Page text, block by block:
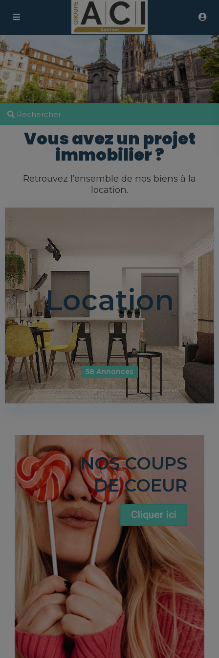
Rechercher
Vous avez un projet
immobilier ?
Retrouvez l’ensemble de nos biens à la
location.
Location
58 Annonces
NOS COUPS
DE COEUR
Cliquer ici